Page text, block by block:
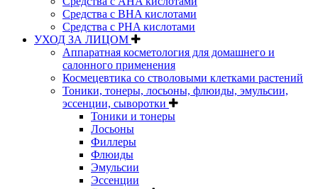
Средства с BHA кислотами
Средства с PHA кислотами
УХОД ЗА ЛИЦОМ
Аппаратная косметология для домашнего и
салонного применения
Космецевтика со стволовыми клетками растений
Тоники, тонеры, лосьоны, флюиды, эмульсии,
эссенции, сыворотки
Тоники и тонеры
Лосьоны
Филлеры
Флюиды
Эмульсии
Эссенции